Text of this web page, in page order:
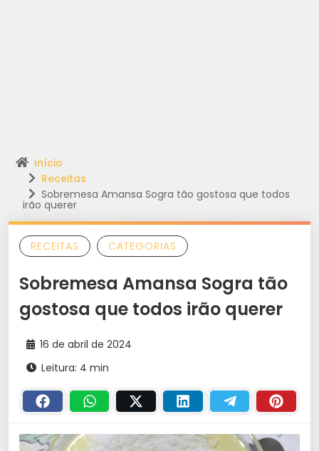
Início
Receitas
Sobremesa Amansa Sogra tão gostosa que todos
irão querer
RECEITAS CATEGORIAS
Sobremesa Amansa Sogra tão
gostosa que todos irão querer
16 de abril de 2024
Leitura: 4 min